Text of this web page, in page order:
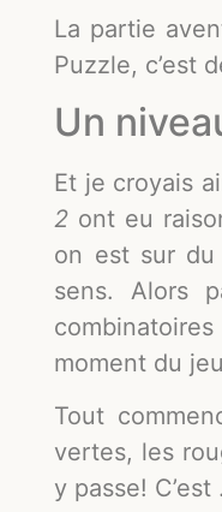
La partie
Puzzle, c’est
Un
Et je croyais
2 ont eu
on est sur du
sens. Alors
moment du
Tout
vertes, les
y passe!